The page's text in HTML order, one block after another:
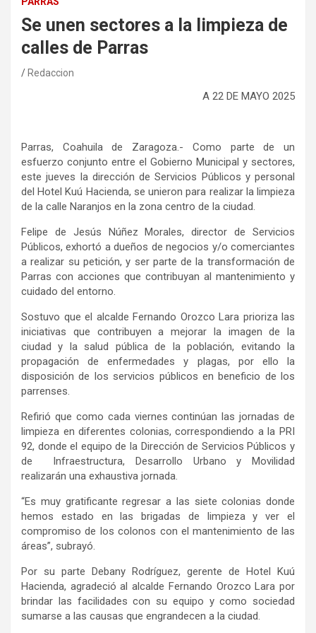
Se unen sectores a la limpieza de
calles de Parras
Redaccion
A 22 DE MAYO 2025
Parras, Coahuila de Zaragoza.- Como parte de un
esfuerzo conjunto entre el Gobierno Municipal y sectores,
este jueves la dirección de Servicios Públicos y personal
del Hotel Kuú Hacienda, se unieron para realizar la limpieza
de la calle Naranjos en la zona centro de la ciudad.
Felipe de Jesús Núñez Morales, director de Servicios
Públicos, exhortó a dueños de negocios y/o comerciantes
a realizar su petición, y ser parte de la transformación de
Parras con acciones que contribuyan al mantenimiento y
cuidado del entorno.
Sostuvo que el alcalde Fernando Orozco Lara prioriza las
iniciativas que contribuyen a mejorar la imagen de la
ciudad y la salud pública de la población, evitando la
propagación de enfermedades y plagas, por ello la
disposición de los servicios públicos en beneficio de los
parrenses.
Refirió que como cada viernes continúan las jornadas de
limpieza en diferentes colonias, correspondiendo a la PRI
92, dondeel equipode la Dirección de Servicios Públicos y
de Infraestructura, Desarrollo Urbano y Movilidad
realizarán una exhaustiva jornada.
“Es muy gratificante regresar a las siete colonias donde
hemos estado en las brigadas de limpieza y ver el
compromiso de los colonos con el mantenimiento de las
áreas”, subrayó.
Por su parte Debany Rodríguez, gerente de Hotel Kuú
Hacienda, agradeció al alcalde Fernando Orozco Lara por
brindar las facilidades con su equipo y como sociedad
sumarse a las causas que engrandecen a la ciudad.